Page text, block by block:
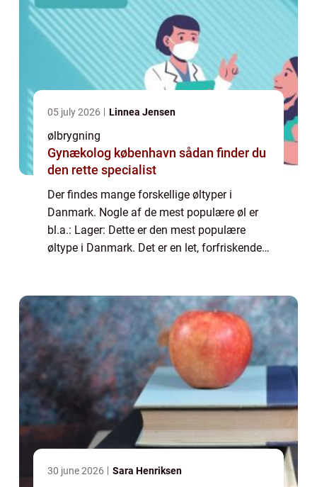
05 july 2026 Linnea Jensen
ølbrygning
Gynækolog københavn sådan finder du
den rette specialist
Der findes mange forskellige øltyper i
Danmark. Nogle af de mest populære øl er
bl.a.: Lager: Dette er den mest populære
øltype i Danmark. Det er en let, forfriskende
30 june 2026 Sara Henriksen